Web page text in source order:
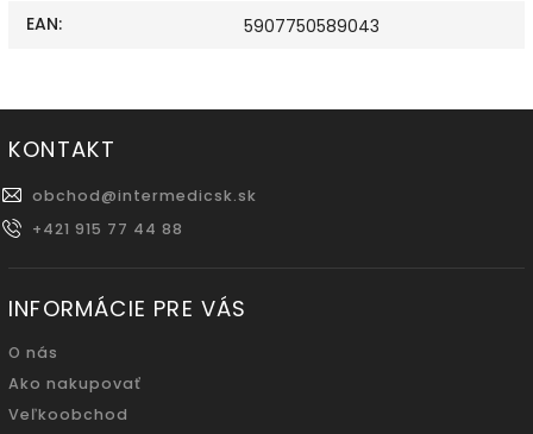
EAN: 5907750589043
KONTAKT
obchod@intermedicsk.sk
+421 915 77 44 88
INFORMÁCIE PRE VÁS
O nás
Ako nakupovať
Veľkoobchod